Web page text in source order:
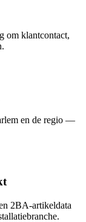
om klantcontact,
en de regio —
2BA-artikeldata